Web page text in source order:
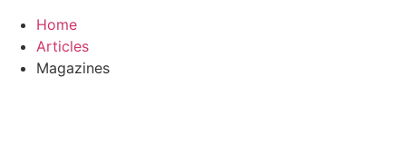
Home
Articles
Magazines